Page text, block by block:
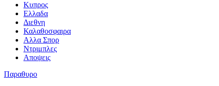
Κυπρος
Ελλαδα
Διεθνη
Καλαθοσφαιρα
Αλλα Σπορ
Ντριμπλες
Αποψεις
Παραθυρο